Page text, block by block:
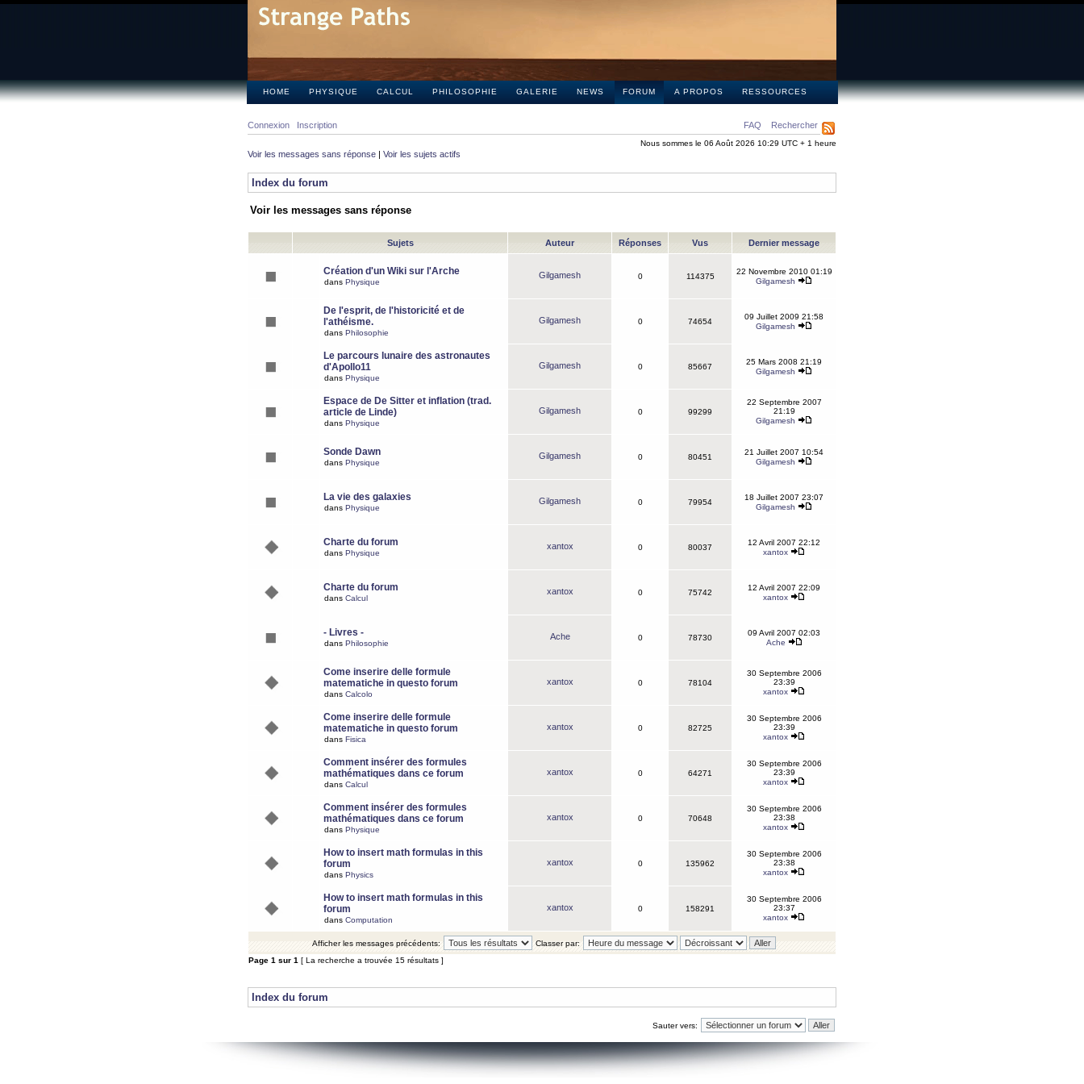
HOME PHYSIQUE CALCUL PHILOSOPHIE GALERIE NEWS FORUM A PROPOS RESSOURCES
FAQ Rechercher
Connexion Inscription
Nous sommes le 06 Août 2026 10:29 UTC + 1 heure
Voir les messages sans réponse | Voir les sujets actifs
Index du forum
Voir les messages sans réponse
Sujets Auteur Réponses Vus Dernier message
Création d'un Wiki sur l'Arche
dans Physique
Gilgamesh 0 114375
22 Novembre 2010 01:19
Gilgamesh
De l'esprit, de l'historicité et de
l'athéisme.
dans Philosophie
Gilgamesh 0 74654
09 Juillet 2009 21:58
Gilgamesh
Le parcours lunaire des astronautes
d'Apollo11
dans Physique
Gilgamesh 0 85667
25 Mars 2008 21:19
Gilgamesh
Espace de De Sitter et inflation (trad.
article de Linde)
dans Physique
Gilgamesh 0 99299
22 Septembre 2007
21:19
Gilgamesh
Sonde Dawn
dans Physique
Gilgamesh 0 80451
21 Juillet 2007 10:54
Gilgamesh
La vie des galaxies
dans Physique
Gilgamesh 0 79954
18 Juillet 2007 23:07
Gilgamesh
Charte du forum
dans Physique
xantox 0 80037
12 Avril 2007 22:12
xantox
Charte du forum
dans Calcul
xantox 0 75742
12 Avril 2007 22:09
xantox
- Livres -
dans Philosophie
Ache 0 78730
09 Avril 2007 02:03
Ache
Come inserire delle formule
matematiche in questo forum
dans Calcolo
xantox 0 78104
30 Septembre 2006
23:39
xantox
Come inserire delle formule
matematiche in questo forum
dans Fisica
xantox 0 82725
30 Septembre 2006
23:39
xantox
Comment insérer des formules
mathématiques dans ce forum
dans Calcul
xantox 0 64271
30 Septembre 2006
23:39
xantox
Comment insérer des formules
mathématiques dans ce forum
dans Physique
xantox 0 70648
30 Septembre 2006
23:38
xantox
How to insert math formulas in this
forum
dans Physics
xantox 0 135962
30 Septembre 2006
23:38
xantox
How to insert math formulas in this
forum
dans Computation
xantox 0 158291
30 Septembre 2006
23:37
xantox
Afficher les messages précédents:
Classer par:
Page 1 sur 1 [ La recherche a trouvée 15 résultats ]
Index du forum
Sauter vers: